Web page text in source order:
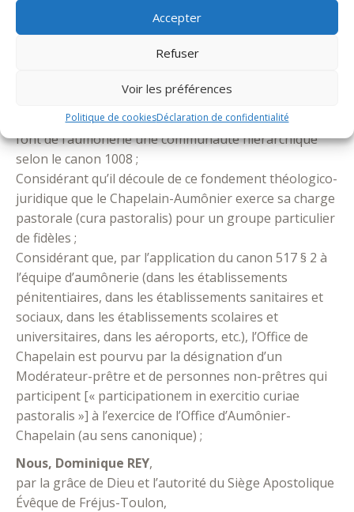
Accepter
Refuser
Voir les préférences
Politique de cookiesDéclaration de confidentialité
concernant les Aumôniers permettant d’articuler
respect du droit canonique et cohérence avec le droit
Considérant qu’en droit canonique, les canons 564 et
suivants relatifs à la figure du Chapelain-Aumônier
font de l’aumônerie une communauté hiérarchique
selon le canon 1008 ;
Considérant qu’il découle de ce fondement théologico-
juridique que le Chapelain-Aumônier exerce sa charge
pastorale (cura pastoralis) pour un groupe particulier
de fidèles ;
Considérant que, par l’application du canon 517 § 2 à
l’équipe d’aumônerie (dans les établissements
pénitentiaires, dans les établissements sanitaires et
sociaux, dans les établissements scolaires et
universitaires, dans les aéroports, etc.), l’Office de
Chapelain est pourvu par la désignation d’un
Modérateur-prêtre et de personnes non-prêtres qui
participent [« participationem in exercitio curiae
pastoralis »] à l’exercice de l’Office d’Aumônier-
Chapelain (au sens canonique) ;
Nous, Dominique REY,
par la grâce de Dieu et l’autorité du Siège Apostolique
Évêque de Fréjus-Toulon,